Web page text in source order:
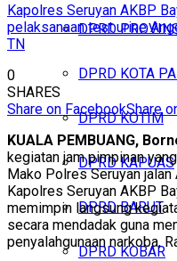
DPRD
DPRD KOTA
DPRD KOTIM
DPRD KAPUAS
DPRD BARUT
DPRD KOBAR
Kapolres Seruyan AKBP
pelaksanaan test urine
TN
0
SHARES
Share on FacebookShare
KUALA PEMBUANG,
kegiatan jam pimpinan
Mako Polres Seruyan jalan
Kapolres Seruyan AKBP
memimpin langsung
secara mendadak guna
penyalahgunaan narkoba,